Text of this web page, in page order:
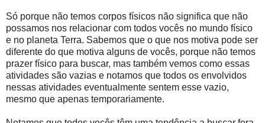
Só porque não temos corpos físicos não significa que não
possamos nos relacionar com todos vocês no mundo físico
e no planeta Terra. Sabemos que o que nos motiva pode ser
diferente do que motiva alguns de vocês, porque não temos
prazer físico para buscar, mas também vemos como essas
atividades são vazias e notamos que todos os envolvidos
nessas atividades eventualmente sentem esse vazio,
mesmo que apenas temporariamente.